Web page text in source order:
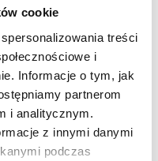
cookie
treści
i
Informacje o tym, jak
partnerom
i analitycznym.
z innymi danymi
podczas
Szkolnictwo